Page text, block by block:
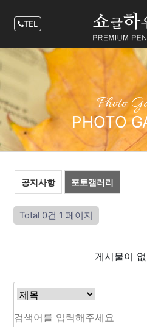
TEL
Photo
PHOTO
공지사항 포토갤러리
Total 0건 1 페이지
게시물이